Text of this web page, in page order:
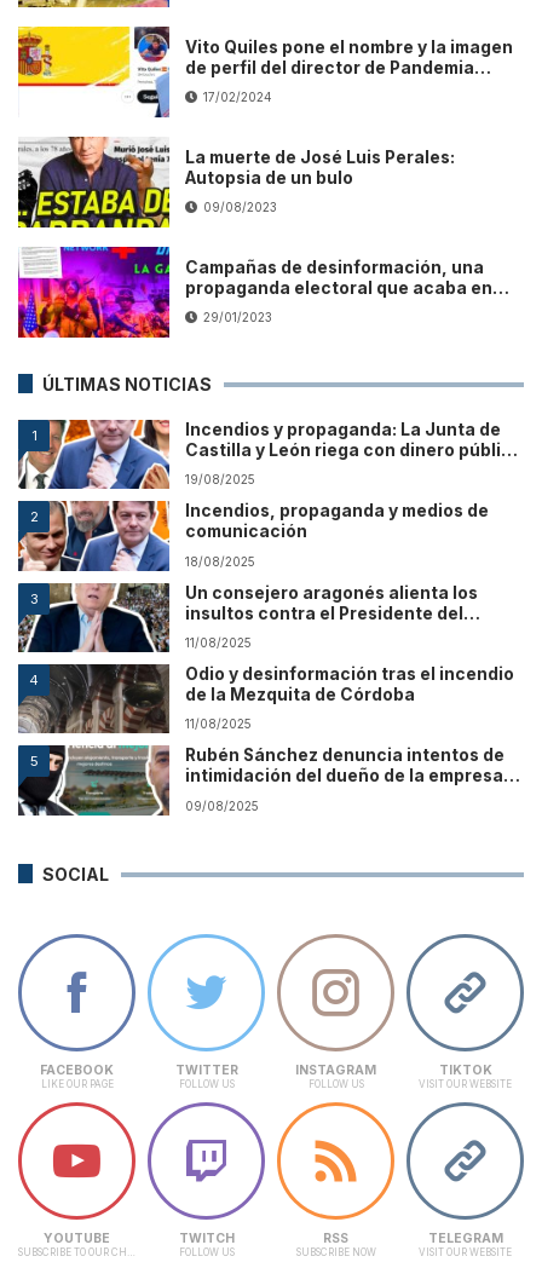
Vito Quiles pone el nombre y la imagen
de perfil del director de Pandemia
Digital a una de sus cuentas falsas
17/02/2024
La muerte de José Luis Perales:
Autopsia de un bulo
09/08/2023
Campañas de desinformación, una
propaganda electoral que acaba en
golpes de estado
29/01/2023
ÚLTIMAS NOTICIAS
1
Incendios y propaganda: La Junta de
Castilla y León riega con dinero público
a los medios que culpan a Sánchez
19/08/2025
2
Incendios, propaganda y medios de
comunicación
18/08/2025
3
Un consejero aragonés alienta los
insultos contra el Presidente del
Gobierno durante el pregón
11/08/2025
4
Odio y desinformación tras el incendio
de la Mezquita de Córdoba
11/08/2025
5
Rubén Sánchez denuncia intentos de
intimidación del dueño de la empresa
que promocionó Vito Quiles
09/08/2025
SOCIAL
FACEBOOK
LIKE OUR PAGE
TWITTER
FOLLOW US
INSTAGRAM
FOLLOW US
TIKTOK
VISIT OUR WEBSITE
YOUTUBE TWITCH
FOLLOW US
RSS
SUBSCRIBE NOW
TELEGRAM
VISIT OUR WEBSITE